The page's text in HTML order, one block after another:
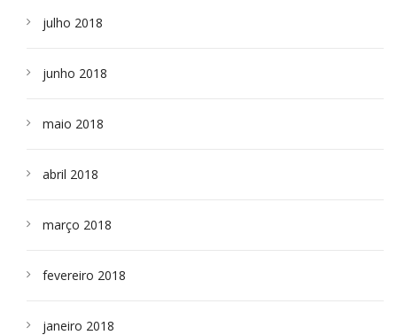
julho 2018
junho 2018
maio 2018
abril 2018
março 2018
fevereiro 2018
janeiro 2018